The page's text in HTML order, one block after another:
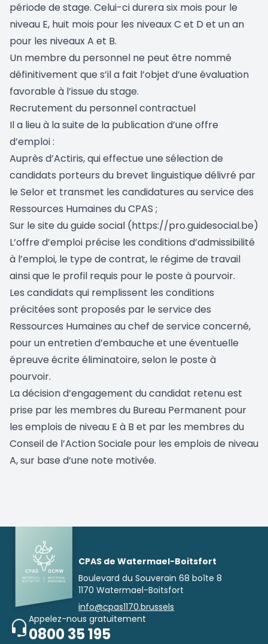
période de stage. Celui-ci durera six mois pour le
niveau E, huit mois pour les niveaux C et D et un an
pour les niveaux A et B.
Un membre du personnel ne peut être nommé
définitivement que s’il a fait l’objet d’une évaluation
favorable à l’issue du stage.
Recrutement du personnel contractuel
Il a lieu à la suite de la publication d’une offre
d’emploi :
Auprès d’Actiris, qui effectue une sélection de
candidats porteurs du brevet linguistique délivré par
le Selor et transmet les candidatures au service des
Ressources Humaines du CPAS ;
Sur le site du guide social (https://pro.guidesocial.be)
L’offre d’emploi précise les conditions d’admissibilité
à l’emploi, le type de contrat, le régime de travail
ainsi que le profil requis pour le poste à pourvoir.
Les candidats qui remplissent les conditions
précitées sont proposés par le service des
Ressources Humaines au chef de service concerné,
pour un entretien d’embauche et une éventuelle
épreuve écrite éliminatoire, selon le poste à
pourvoir.
La décision d’engagement du candidat retenu est
prise par les membres du Bureau Permanent pour
les emplois de niveau E à B et par les membres du
Conseil de l’Action Sociale pour les emplois de niveau
A, sur base d’une note motivée.
CPAS de Watermael-Boitsfort
Boulevard du Souverain 68 boîte 8
1170 Watermael-Boitsfort
info@cpas1170.brussels
Appelez-nous gratuitement
0800 35 195